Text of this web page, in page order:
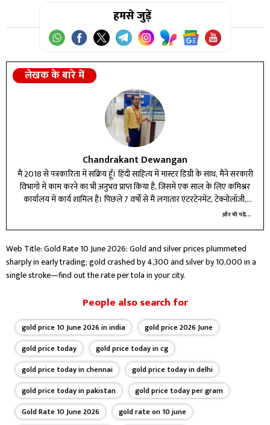
आज चांदी लगभग ₹2,50,000 प्रति किलो पर पहुंच गई है।
हमसे जुड़ें
लेखक के बारे में
Chandrakant Dewangan
मैं 2018 से पत्रकारिता में सक्रिय हूँ। हिंदी साहित्य में मास्टर डिग्री के साथ, मैंने सरकारी
विभागों में काम करने का भी अनुभव प्राप्त किया है, जिसमें एक साल के लिए कमिश्नर
कार्यालय में कार्य शामिल है। पिछले 7 वर्षों से मैं लगातार एंटरटेनमेंट, टेक्नोलॉजी,
और भी पढ़ें...
Web Title: Gold Rate 10 June 2026: Gold and silver prices plummeted
sharply in early trading; gold crashed by ₹4,300 and silver by ₹10,000 in a
single stroke—find out the rate per tola in your city.
People also search for
gold price 10 June 2026 in india
gold price 2026 June
gold price today
gold price today in cg
gold price today in chennai
gold price today in delhi
gold price today in pakistan
gold price today per gram
Gold Rate 10 June 2026
gold rate on 10 june